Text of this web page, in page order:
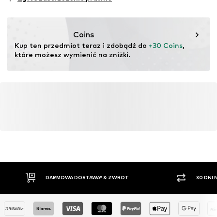
testu
Ten produkt zawiera materiały organiczne, których
ekosystemów poprzez rolnictwo ekologiczne poprzez
rezygnację z modyfikacji genetycznych oraz ograniczenie
zużycia wody i nawozów chemicznych.
Coins
Kup ten przedmiot teraz i zdobądź do +30 Coins,
które możesz wymienić na zniżki.
DARMOWA DOSTAWA* & ZWROT 30 DNI